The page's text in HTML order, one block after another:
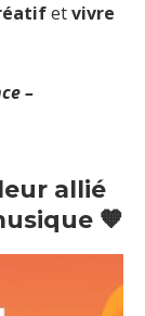
etvivre
–
allié
🧡